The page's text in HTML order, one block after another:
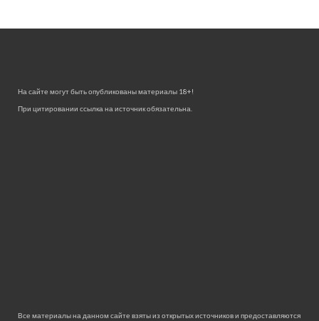
На сайте могут быть опубликованы материалы 18+!
При цитировании ссылка на источник обязательна.
Все материалы на данном сайте взяты из открытых источников и предоставляются